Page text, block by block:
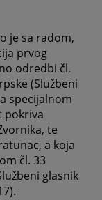
je sa radom,
prvog
odredbi čl.
(Službeni
specijalnom
pokriva
te
a koja
čl. 33
glasnik